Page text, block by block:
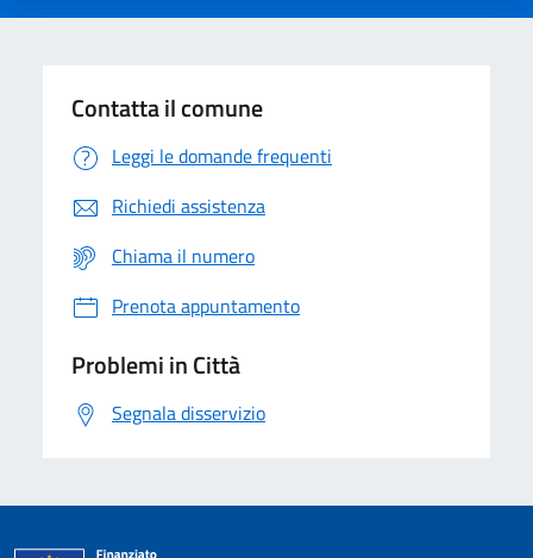
Contatta il comune
Leggi le domande frequenti
Richiedi assistenza
Chiama il numero
Prenota appuntamento
Problemi in Città
Segnala disservizio